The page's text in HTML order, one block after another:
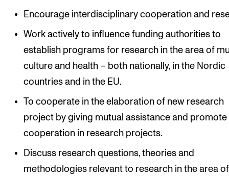
Encourage interdisciplinary cooperation and
Work actively to influence funding authorities to
establish programs for research in the area of
culture and health – both nationally, in the Nordic
countries and in the EU.
To cooperate in the elaboration of new research
project by giving mutual assistance and promote
cooperation in research projects.
Discuss research questions, theories and
methodologies relevant to research in the area of